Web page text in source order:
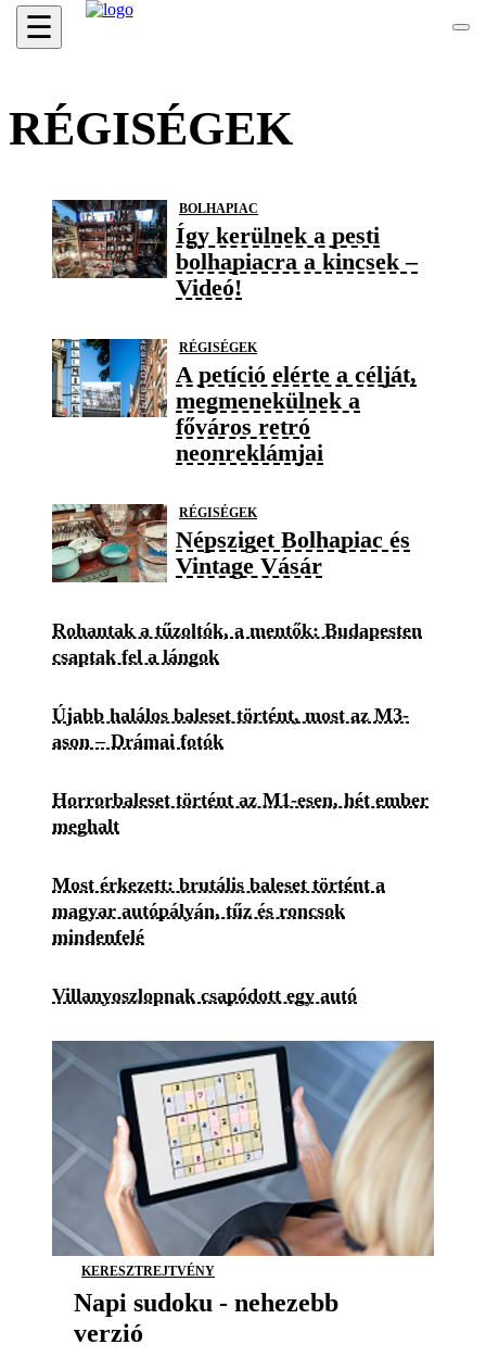
☰
RÉGISÉGEK
BOLHAPIAC
Így kerülnek a pesti
bolhapiacra a kincsek –
Videó!
RÉGISÉGEK
A petíció elérte a célját,
megmenekülnek a
főváros retró
neonreklámjai
RÉGISÉGEK
Népsziget Bolhapiac és
Vintage Vásár
Rohantak a tűzoltók, a mentők: Budapesten
csaptak fel a lángok
Újabb halálos baleset történt, most az M3-
ason – Drámai fotók
Horrorbaleset történt az M1-esen, hét ember
meghalt
Most érkezett: brutális baleset történt a
magyar autópályán, tűz és roncsok
mindenfelé
Villanyoszlopnak csapódott egy autó
KERESZTREJTVÉNY
Napi sudoku - nehezebb
verzió